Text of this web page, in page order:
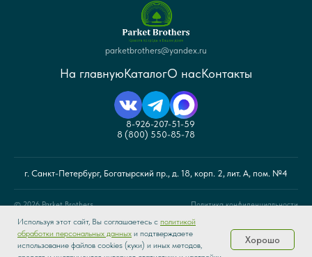
Используя этот сайт, Вы соглашаетесь с политикой
обработки персональных данных и подтверждаете
использование файлов cookies (куки) и иных методов,
Хорошо
parketbrothers@yandex.ru
На главнуюКаталогО насКонтакты
8-926-207-51-59
8 (800) 550-85-78
г. Санкт-Петербург, Богатырский пр., д. 18, корп. 2, лит. А, пом. №4
© 2026 Parket Brothers. Политика конфиденциальности
© Санкт-Петербург 2026 г. Интернет-магазин напольных покрытий «Parket
Brothers». Сайт не является публичной офертой. Все права защищены.